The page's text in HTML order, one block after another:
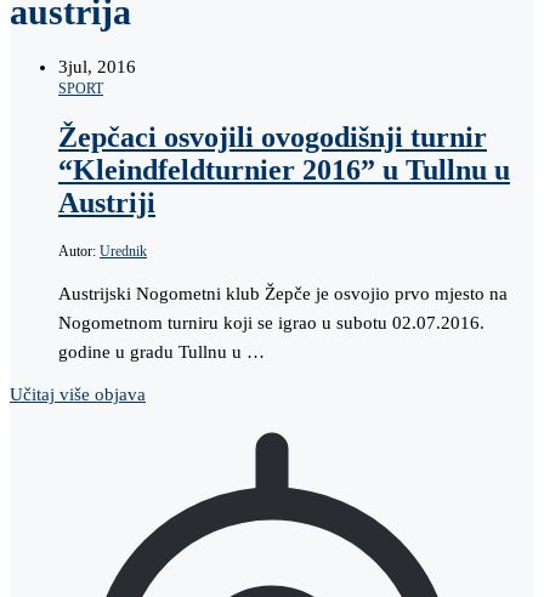
austrija
3jul, 2016
SPORT
Žepčaci osvojili ovogodišnji turnir
“Kleindfeldturnier 2016” u Tullnu u
Austriji
Autor: Urednik
Austrijski Nogometni klub Žepče je osvojio prvo mjesto na
Nogometnom turniru koji se igrao u subotu 02.07.2016.
godine u gradu Tullnu u …
Učitaj više objava